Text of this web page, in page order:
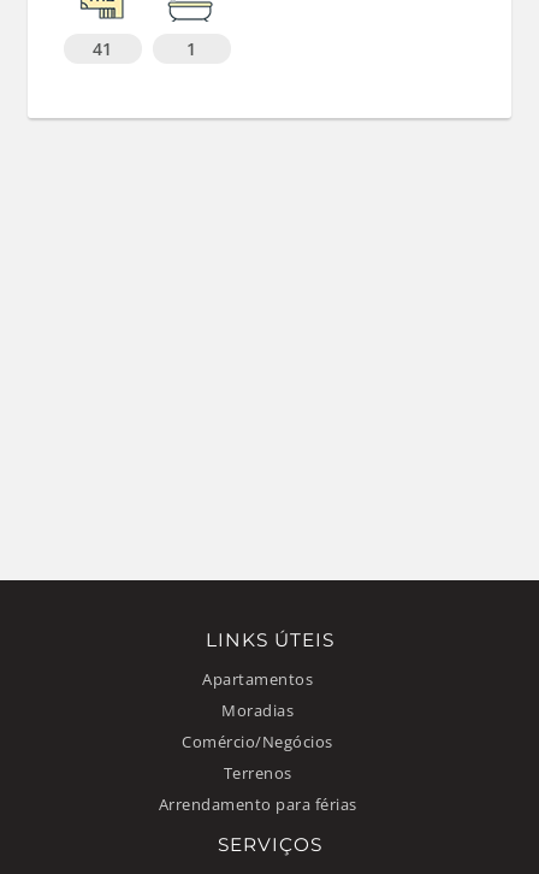
41 1
LINKS ÚTEIS
Apartamentos
Moradias
Comércio/Negócios
Terrenos
Arrendamento para férias
SERVIÇOS